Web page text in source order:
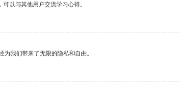
以与其他用户交流学习心得。
为我们带来了无限的隐私和自由。